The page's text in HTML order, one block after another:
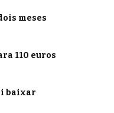
meses
110 euros
baixar